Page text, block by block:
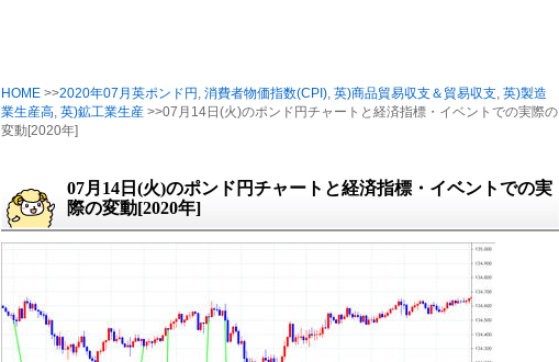
HOME >>2020年07月英ポンド円 , 消費者物価指数(CPI), 英)商品貿易収支＆貿易収支, 英)製造
業生産高, 英)鉱工業生産 >>07月14日(火)のポンド円チャートと経済指標・イベントでの実際の
変動[2020年]
07月14日(火)のポンド円チャートと経済指標・イベントでの実
際の変動[2020年]